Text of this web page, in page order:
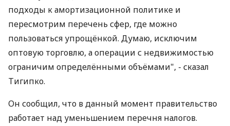
подходы к амортизационной политике и
пересмотрим перечень сфер, где можно
пользоваться упрощёнкой. Думаю, исключим
оптовую торговлю, а операции с недвижимостью
ограничим определёнными объёмами", - сказал
Тигипко.
Он сообщил, что в данный момент правительство
работает над уменьшением перечня налогов.